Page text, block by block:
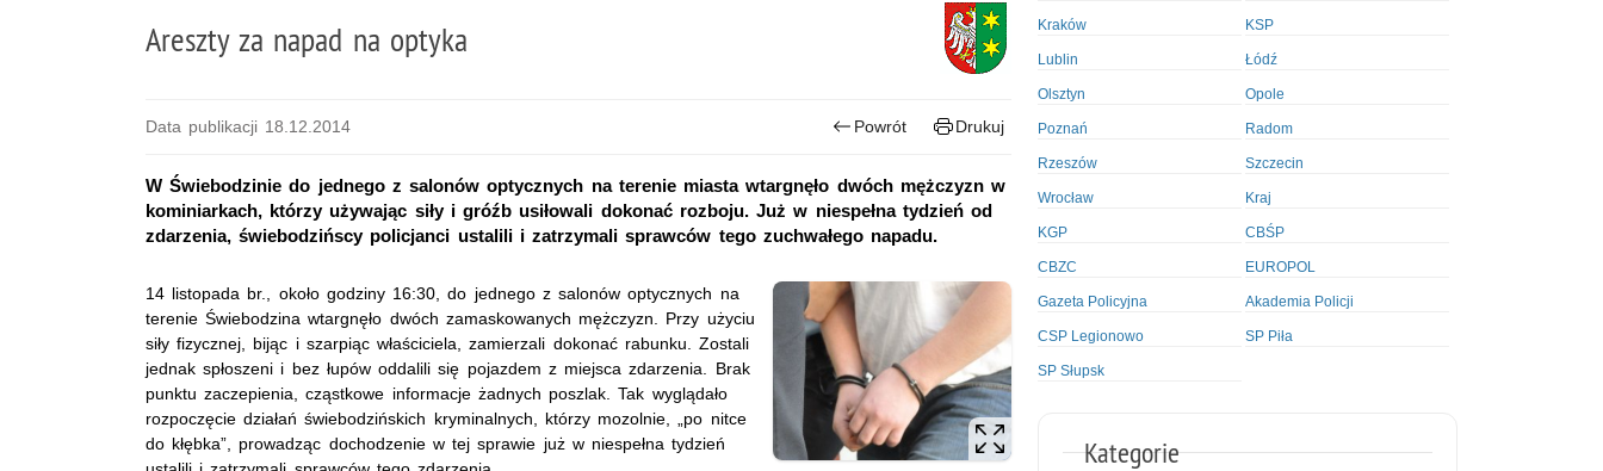
Areszty za napad na optyka
Data publikacji 18.12.2014 Powrót Drukuj
W Świebodzinie do jednego z salonów optycznych na terenie miasta wtargnęło dwóch mężczyzn w
kominiarkach, którzy używając siły i gróźb usiłowali dokonać rozboju. Już w niespełna tydzień od
zdarzenia, świebodzińscy policjanci ustalili i zatrzymali sprawców tego zuchwałego napadu.
14 listopada br., około godziny 16:30, do jednego z salonów optycznych na
terenie Świebodzina wtargnęło dwóch zamaskowanych mężczyzn. Przy użyciu
siły fizycznej, bijąc i szarpiąc właściciela, zamierzali dokonać rabunku. Zostali
jednak spłoszeni i bez łupów oddalili się pojazdem z miejsca zdarzenia. Brak
punktu zaczepienia, cząstkowe informacje żadnych poszlak. Tak wyglądało
rozpoczęcie działań świebodzińskich kryminalnych, którzy mozolnie, „po nitce
do kłębka”, prowadząc dochodzenie w tej sprawie już w niespełna tydzień
Kraków KSP
Lublin Łódź
Olsztyn Opole
Poznań Radom
Rzeszów Szczecin
Wrocław Kraj
KGP CBŚP
CBZC EUROPOL
Gazeta Policyjna Akademia Policji
CSP Legionowo SP Piła
SP Słupsk
Kategorie